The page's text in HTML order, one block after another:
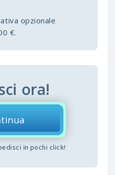
opzionale
€.
ora!
in pochi click!